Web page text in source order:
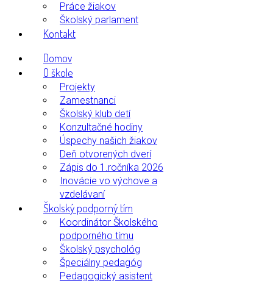
Práce žiakov
Školský parlament
Kontakt
Domov
O škole
Projekty
Zamestnanci
Školský klub detí
Konzultačné hodiny
Úspechy našich žiakov
Deň otvorených dverí
Zápis do 1.ročníka 2026
Inovácie vo výchove a
vzdelávaní
Školský podporný tím
Koordinátor Školského
podporného tímu
Školský psychológ
Špeciálny pedagóg
Pedagogický asistent